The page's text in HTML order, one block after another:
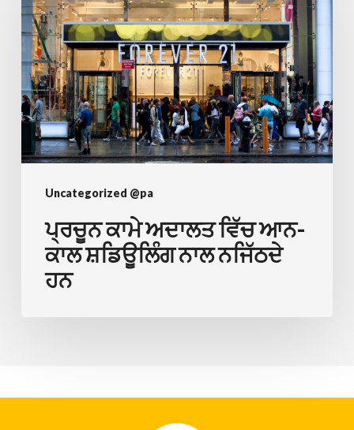
Uncategorized @pa
ਅਦਾਲਤ
ਵਿੱਚ
ਆਨ-
ਕਾਲ
ਸ਼ਡਿਊਲਿੰਗ
ਨਾਲ
ਨਜਿੱਠਦੇ
ਪ੍ਰਚੂਨ ਕਾਮੇ ਅਦਾਲਤ ਵਿੱਚ ਆਨ-
ਕਾਲ ਸ਼ਡਿਊਲਿੰਗ ਨਾਲ ਨਜਿੱਠਦੇ
ਹਨ